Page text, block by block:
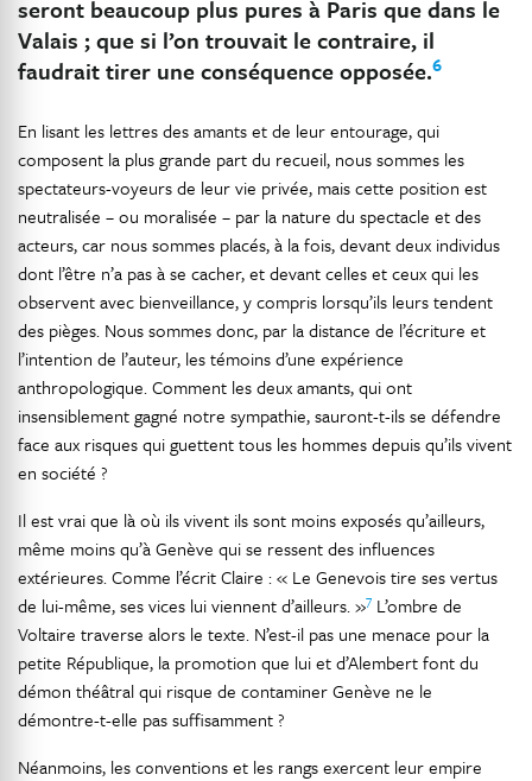
seront beaucoup plus pures à Paris que dans le
Valais ; que si l’on trouvait le contraire, il
faudrait tirer une conséquence opposée.6
En lisant les lettres des amants et de leur entourage, qui
composent la plus grande part du recueil, nous sommes les
spectateurs-voyeurs de leur vie privée, mais cette position est
neutralisée – ou moralisée – par la nature du spectacle et des
acteurs, car nous sommes placés, à la fois, devant deux individus
dont l’être n’a pas à se cacher, et devant celles et ceux qui les
observent avec bienveillance, y compris lorsqu’ils leurs tendent
des pièges. Nous sommes donc, par la distance de l’écriture et
l’intention de l’auteur, les témoins d’une expérience
anthropologique. Comment les deux amants, qui ont
insensiblement gagné notre sympathie, sauront-t-ils se défendre
face aux risques qui guettent tous les hommes depuis qu’ils vivent
en société ?
Il est vrai que là où ils vivent ils sont moins exposés qu’ailleurs,
même moins qu’à Genève qui se ressent des influences
extérieures. Comme l’écrit Claire : « Le Genevois tire ses vertus
de lui-même, ses vices lui viennent d’ailleurs. »7 L’ombre de
Voltaire traverse alors le texte. N’est-il pas une menace pour la
petite République, la promotion que lui et d’Alembert font du
démon théâtral qui risque de contaminer Genève ne le
démontre-t-elle pas suffisamment ?
Néanmoins, les conventions et les rangs exercent leur empire